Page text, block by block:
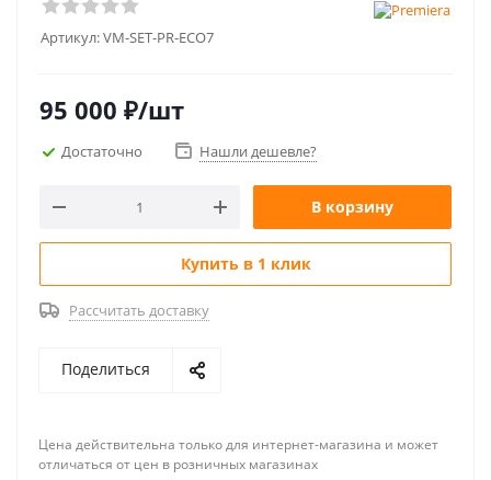
Артикул:VM-SET-PR-ECO7
95 000 ₽/шт
Достаточно Нашли дешевле?
В корзину
Купить в 1 клик
Рассчитать доставку
Поделиться
Цена действительна только для интернет-магазина и может
отличаться от цен в розничных магазинах